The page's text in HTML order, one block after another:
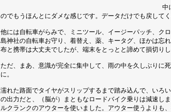
中
のでもうほんとにダメな感じです。データだけでも戻してく
他には自転車がらみで、ミニツール、イージーパッチ、ク
島神社の自転車お守り、着替え、薬、キータグ、ほかは忘
布と携帯は大丈夫でしたが、端末をとっとと諦めて損切り
ただ、まあ、意識が完全に集中して、雨の中を久しぶりに
に。
濡れた路面でタイヤがスリップするまで踏み込んで、いろ
の出力だと、（脳が）まともなロードバイク乗りは減速し
ルクランクのアウターを使いました。アウター使うよりも